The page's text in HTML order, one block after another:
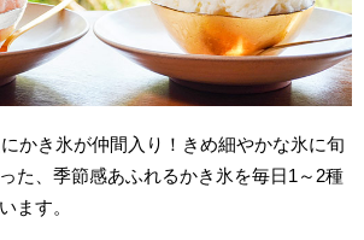
かき氷が仲間入り！きめ細やかな氷に旬
た、季節感あふれるかき氷を毎日1～2種
ます。